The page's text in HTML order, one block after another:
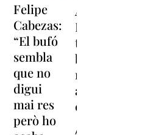
Felipe
Cabezas:
“El bufó
sembla
que no
digui
mai res
però ho
Abián
Díaz: “No
tinc una
bona
relació
amb la
comèdia”
Abián Díaz ha